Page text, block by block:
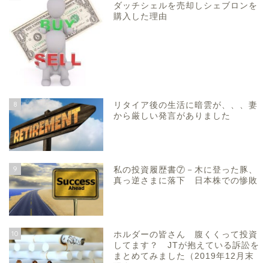
ダッチシェルを売却しシェブロンを
購入した理由
8
リタイア後の生活に暗雲が、、、妻
から厳しい発言がありました
9
私の投資履歴書⑦－木に登った豚、
真っ逆さまに落下 日本株での惨敗
10
ホルダーの皆さん 腹くくって投資
してます？ JTが抱えている訴訟を
まとめてみました（2019年12月末